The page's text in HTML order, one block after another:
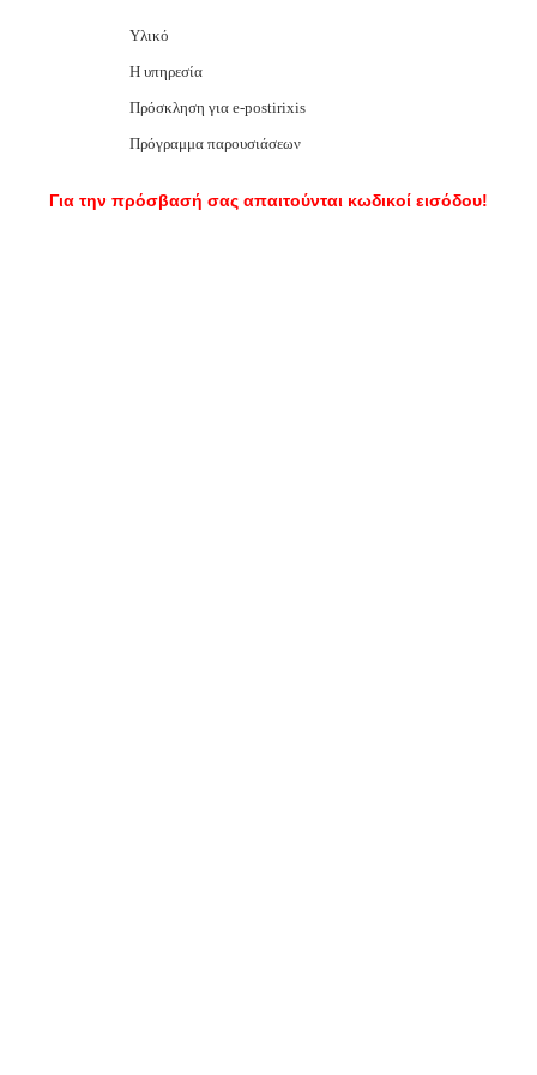
Υλικό
Η υπηρεσία
Πρόσκληση για e-postirixis
Πρόγραμμα παρουσιάσεων
Για την πρόσβασή σας απαιτούνται κωδικοί εισόδου!